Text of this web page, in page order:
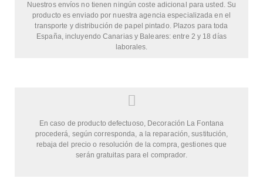
Nuestros envíos no tienen ningún coste adicional para usted. Su
producto es enviado por nuestra agencia especializada en el
transporte y distribución de papel pintado. Plazos para toda
España, incluyendo Canarias y Baleares: entre 2 y 18 días
laborales.
En caso de producto defectuoso, Decoración La Fontana
procederá, según corresponda, a la reparación, sustitución,
rebaja del precio o resolución de la compra, gestiones que
serán gratuitas para el comprador.